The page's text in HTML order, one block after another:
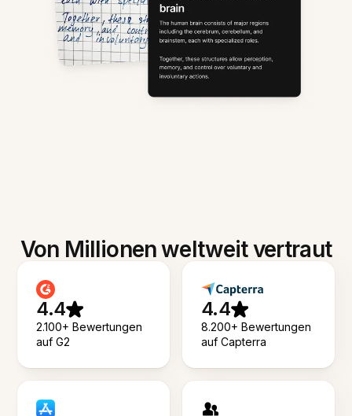
Von Millionen weltweit vertraut
4.4
2.100+ Bewertungen
auf G2
4.4
8.200+ Bewertungen
auf Capterra